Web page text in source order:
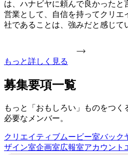
は、ハナビヤに頼んで良かったと
営業として、自信を持ってクリエ
社であることは、強みだと感じて
もっと詳しく見る
募集要項一覧
もっと「おもしろい」ものをつく
必要なメンバー。
クリエイティブムービー室バック
ザイン室企画室広報室アカウント